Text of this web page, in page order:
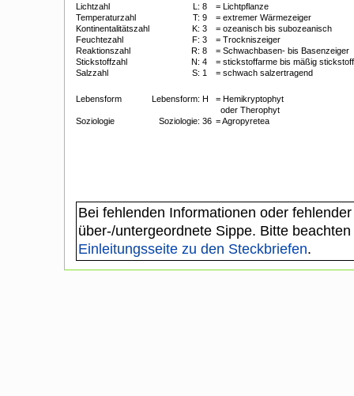
Lichtzahl L: 8
= Lichtpflanze
Temperaturzahl
T: 9
= extremer Wärmezeiger
Kontinentalitätszahl
K: 3
= ozeanisch bis subozeanisch
Feuchtezahl
F: 3
= Trockniszeiger
Reaktionszahl
R: 8
= Schwachbasen- bis Basenzeiger
Stickstoffzahl
N: 4
= stickstoffarme bis mäßig
Salzzahl
S: 1 = schwach salzertragend
Lebensform Lebensform: H
= Hemikryptophyt
oder Therophyt
Soziologie
Soziologie: 36 = Agropyretea
Bei fehlenden Informationen oder
über-/untergeordnete Sippe. Bitte
Einleitungsseite zu den Steckbriefen.